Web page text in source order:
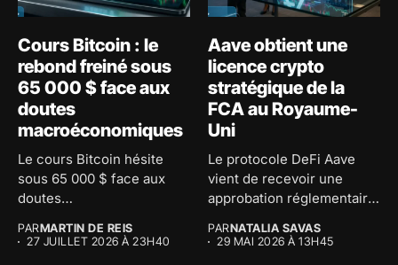
Cours Bitcoin : le
rebond freiné sous
65 000 $ face aux
doutes
macroéconomiques
Le cours Bitcoin hésite
sous 65 000 $ face aux
doutes
PARMARTIN DE REIS
27 JUILLET 2026 À 23H40
Aave obtient une
licence crypto
stratégique de la
FCA au Royaume-
Uni
Le protocole DeFi Aave
vient de recevoir une
approbation réglementaire
PARNATALIA SAVAS
29 MAI 2026 À 13H45